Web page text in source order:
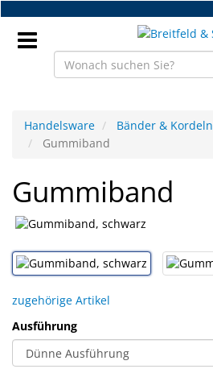
Zum
Hauptinhalt
springen
DE
NEU
Werkstatt
Handelsware
Sport
&
Handelsware Bänder & Kordeln
Gummiband
Gummiband
zugehörige Artikel
Ausführung